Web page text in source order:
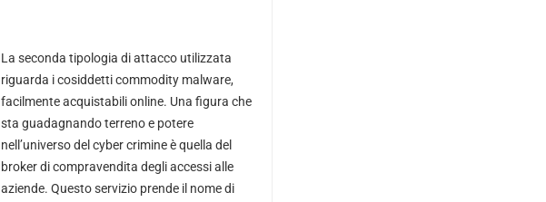
La seconda tipologia di attacco utilizzata
riguarda i cosiddetti commodity malware,
facilmente acquistabili online. Una figura che
sta guadagnando terreno e potere
nell’universo del cyber crimine è quella del
broker di compravendita degli accessi alle
aziende. Questo servizio prende il nome di